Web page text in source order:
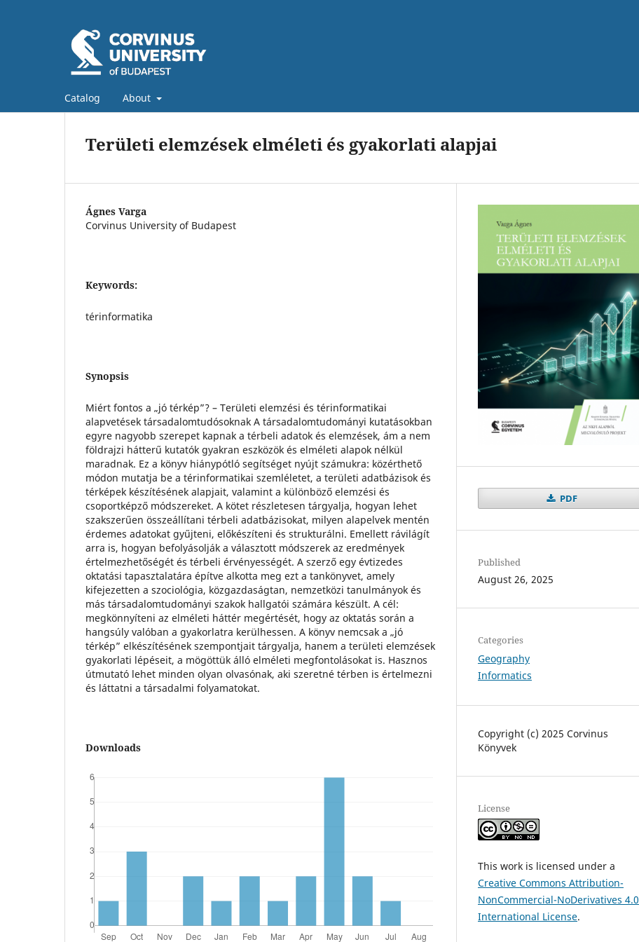
Catalog About
Területi elemzések elméleti és gyakorlati alapjai
Ágnes Varga
Corvinus University of Budapest
Keywords:
térinformatika
Synopsis
Miért fontos a „jó térkép”? – Területi elemzési és térinformatikai
alapvetések társadalomtudósoknak A társadalomtudományi kutatásokban
egyre nagyobb szerepet kapnak a térbeli adatok és elemzések, ám a nem
földrajzi hátterű kutatók gyakran eszközök és elméleti alapok nélkül
maradnak. Ez a könyv hiánypótló segítséget nyújt számukra: közérthető
módon mutatja be a térinformatikai szemléletet, a területi adatbázisok és
térképek készítésének alapjait, valamint a különböző elemzési és
csoportképző módszereket. A kötet részletesen tárgyalja, hogyan lehet
szakszerűen összeállítani térbeli adatbázisokat, milyen alapelvek mentén
érdemes adatokat gyűjteni, előkészíteni és strukturálni. Emellett rávilágít
arra is, hogyan befolyásolják a választott módszerek az eredmények
értelmezhetőségét és térbeli érvényességét. A szerző egy évtizedes
oktatási tapasztalatára építve alkotta meg ezt a tankönyvet, amely
kifejezetten a szociológia, közgazdaságtan, nemzetközi tanulmányok és
más társadalomtudományi szakok hallgatói számára készült. A cél:
megkönnyíteni az elméleti háttér megértését, hogy az oktatás során a
hangsúly valóban a gyakorlatra kerülhessen. A könyv nemcsak a „jó
térkép” elkészítésének szempontjait tárgyalja, hanem a területi elemzések
gyakorlati lépéseit, a mögöttük álló elméleti megfontolásokat is. Hasznos
útmutató lehet minden olyan olvasónak, aki szeretné térben is értelmezni
és láttatni a társadalmi folyamatokat.
Downloads
PDF
Published
August 26, 2025
Categories
Geography
Informatics
Copyright (c) 2025 Corvinus
Könyvek
License
This work is licensed under a
Creative Commons Attribution-
NonCommercial-NoDerivatives 4.0
International License.